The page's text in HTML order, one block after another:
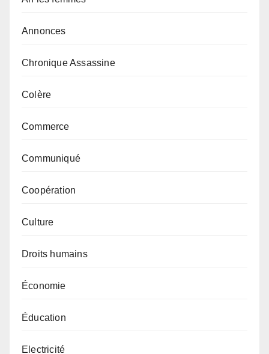
Annonces
Chronique Assassine
Colère
Commerce
Communiqué
Coopération
Culture
Droits humains
Économie
Éducation
Electricité